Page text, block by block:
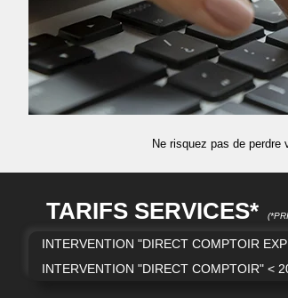
Ne risquez pas de perdre
TARIFS SERVICES*
INTERVENTION "DIRECT COMPTOIR
INTERVENTION "DIRECT COMPTOIR" <